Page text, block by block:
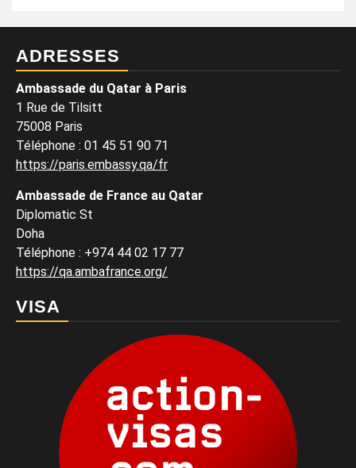
ADRESSES
Ambassade du Qatar à Paris
1 Rue de Tilsitt
75008 Paris
Téléphone : 01 45 51 90 71
https://paris.embassy.qa/fr
Ambassade de France au Qatar
Diplomatic St
Doha
Téléphone : +974 44 02 17 77
https://qa.ambafrance.org/
VISA